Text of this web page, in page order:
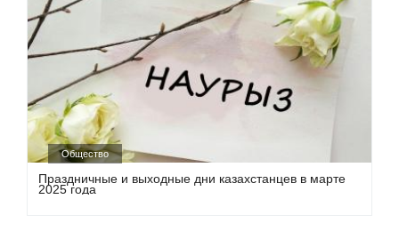
Общество
Праздничные и выходные дни казахстанцев в марте
2025 года